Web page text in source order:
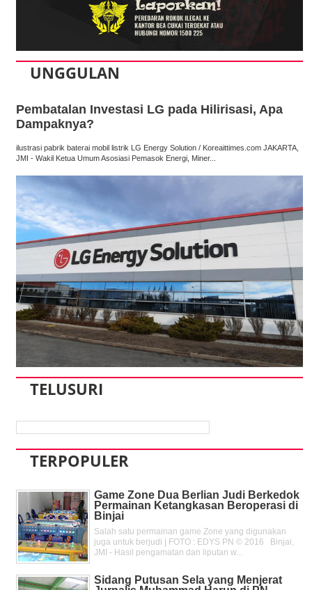
UNGGULAN
Pembatalan Investasi LG pada Hilirisasi, Apa
Dampaknya?
ilustrasi pabrik baterai mobil listrik LG Energy Solution / Koreaittimes.com JAKARTA,
JMI - Wakil Ketua Umum Asosiasi Pemasok Energi, Miner...
TELUSURI
TERPOPULER
Game Zone Dua Berlian Judi Berkedok
Permainan Ketangkasan Beroperasi di
Binjai
Salah satu permainan game Zone yang digunakan
juga untuk berjudi | FOTO : EDYS PN © 2016 Binjai,
JMI - Hasil pengamatan dan liputan w...
Sidang Putusan Sela yang Menjerat